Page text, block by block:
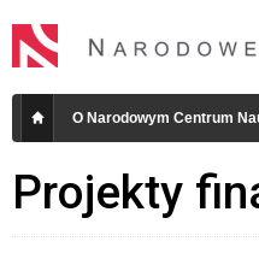
O Narodowym Centrum
Projekty